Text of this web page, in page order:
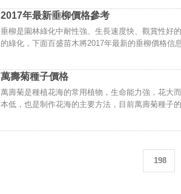
2017年最新垂柳價格參考
垂柳是園林綠化中耐性強、生長速度快、觀賞性好
的綠化，下面百盛苗木將2017年最新的垂柳價格信
萬壽菊種子價格
萬壽菊是種植花海的常用植物，生命能力強，花大
本低，也是制作花海的主要方法，目前萬壽菊種子
198